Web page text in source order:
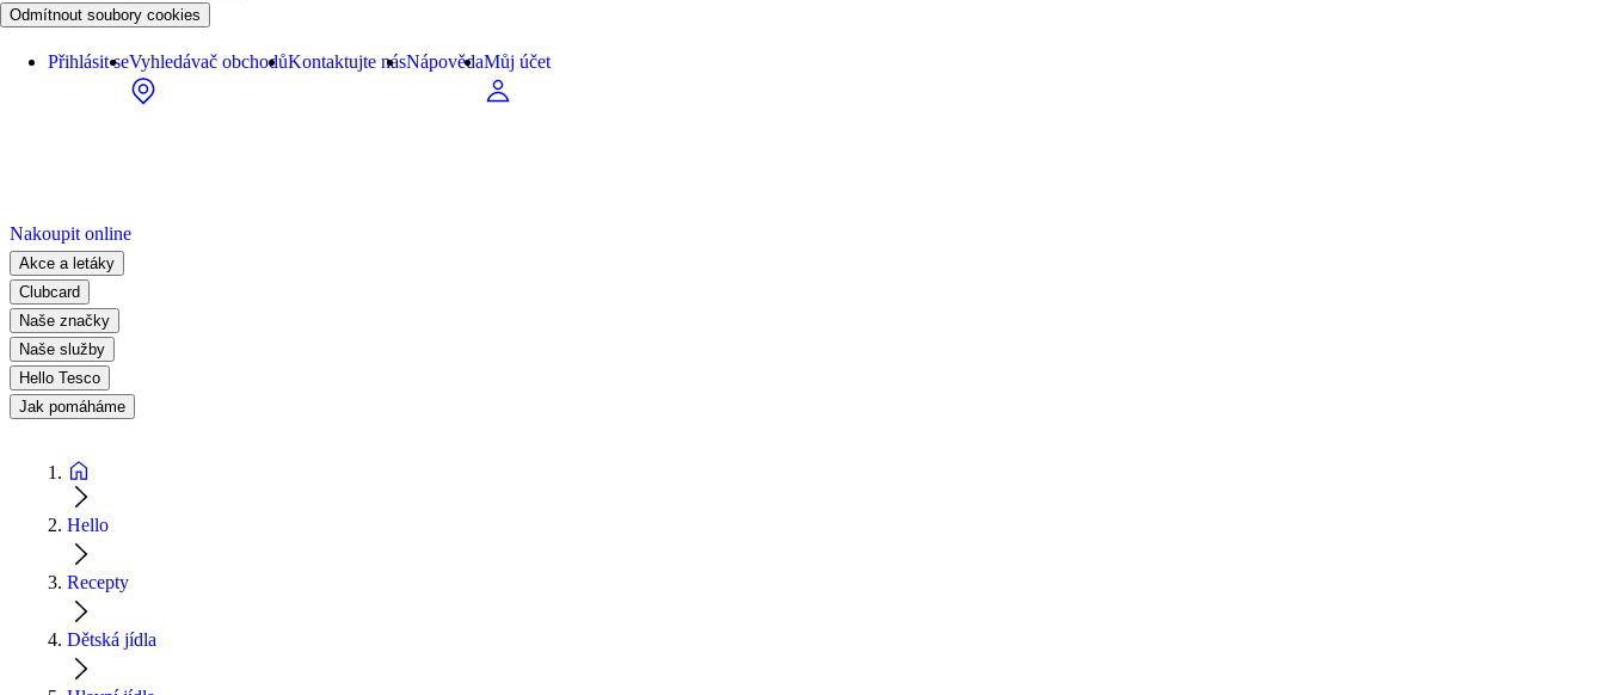
Odmítnout soubory cookies
Přihlásit seVyhledávač obchodůKontaktujte násNápovědaMůj účet
Nakoupit online
Akce a letáky
Clubcard
Naše značky
Naše služby
Hello Tesco
Jak pomáháme
Hello
Recepty
Dětská jídla